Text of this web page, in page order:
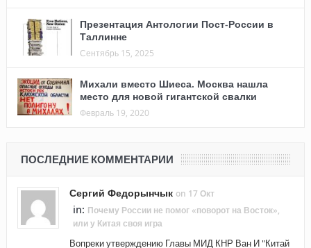
Презентация Антологии Пост-России в
Таллинне
Сентябрь 15, 2025
Михали вместо Шиеса. Москва нашла
место для новой гигантской свалки
Февраль 19, 2020
ПОСЛЕДНИЕ КОММЕНТАРИИ
Сергий Федорынчык on 17 Окт
in: Почему России не помог «поворот на Восток»,
или у Китая своя игра
Вопреки утверждению Главы МИД КНР Ван И "Китай